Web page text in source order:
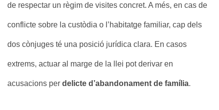
de respectar un règim de visites concret. A més, en cas de
conflicte sobre la custòdia o l’habitatge familiar, cap dels
dos cònjuges té una posició jurídica clara. En casos
extrems, actuar al marge de la llei pot derivar en
acusacions per delicte d’abandonament de família.